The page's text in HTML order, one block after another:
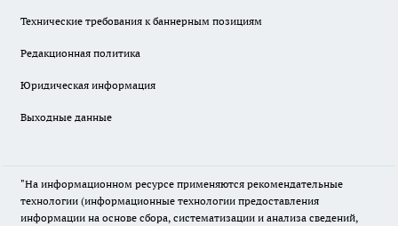
Технические требования к баннерным позициям
Редакционная политика
Юридическая информация
Выходные данные
"На информационном ресурсе применяются рекомендательные
технологии (информационные технологии предоставления
информации на основе сбора, систематизации и анализа сведений,